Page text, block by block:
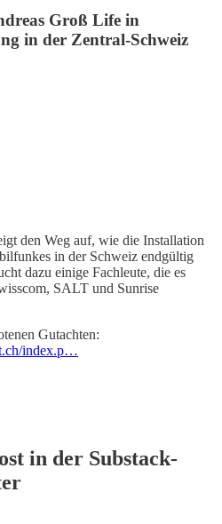
Groß Life in
in der Zentral-Schweiz
den Weg auf, wie die Installation
in der Schweiz endgültig
dazu einige Fachleute, die es
SALT und Sunrise
Gutachten:
index.p…
in der Substack-